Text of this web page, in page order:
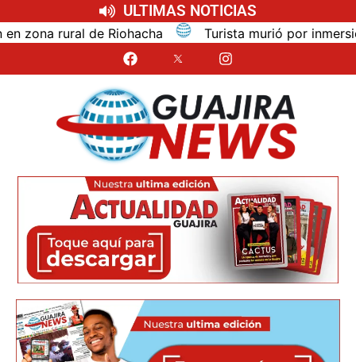
ULTIMAS NOTICIAS
rural de Riohacha Turista murió por inmersión